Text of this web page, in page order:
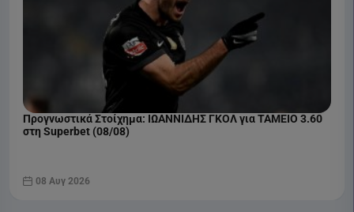
COSMOTE SPORT 1 HD
Προγνωστικά Στοίχημα: ΙΩΑΝΝΙΔΗΣ ΓΚΟΛ για ΤΑΜΕΙΟ 3.60
στη Superbet (08/08)
08 Αυγ 2026